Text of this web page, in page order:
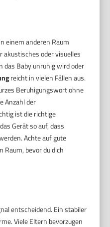
einem anderen Raum
akustisches oder visuelles
das Baby unruhig wird oder
reicht in vielen Fällen aus.
Beruhigungswort ohne
Anzahl der
ist die richtige
Gerät so auf, dass
Achte auf gute
Raum, bevor du dich
entscheidend. Ein stabiler
Viele Eltern bevorzugen